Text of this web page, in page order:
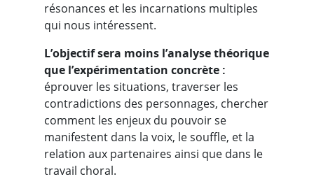
résonances et les incarnations multiples
qui nous intéressent.
L’objectif sera moins l’analyse théorique
que l’expérimentation concrète :
éprouver les situations, traverser les
contradictions des personnages, chercher
comment les enjeux du pouvoir se
manifestent dans la voix, le souffle, et la
relation aux partenaires ainsi que dans le
travail choral.